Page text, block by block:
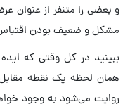
و بعضی را متنفر از عنوان
مشکل و ضعیف بودن
ببینید در کل وقتی که
همان لحظه یک نقطه
روایت می‌شود به وجود